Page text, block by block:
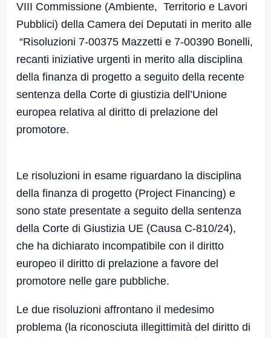
VIII Commissione (Ambiente, Territorio e Lavori
Pubblici) della Camera dei Deputati in merito alle
“Risoluzioni 7-00375 Mazzetti e 7-00390 Bonelli,
recanti iniziative urgenti in merito alla disciplina
della finanza di progetto a seguito della recente
sentenza della Corte di giustizia dell’Unione
europea relativa al diritto di prelazione del
promotore.
Le risoluzioni in esame riguardano la disciplina
della finanza di progetto (Project Financing) e
sono state presentate a seguito della sentenza
della Corte di Giustizia UE (Causa C-810/24),
che ha dichiarato incompatibile con il diritto
europeo il diritto di prelazione a favore del
promotore nelle gare pubbliche.
Le due risoluzioni affrontano il medesimo
problema (la riconosciuta illegittimità del diritto di